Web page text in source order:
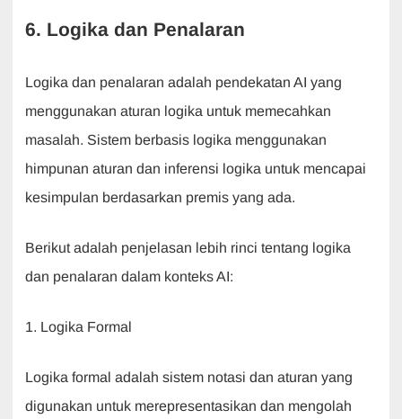
6. Logika dan Penalaran
Logika dan penalaran adalah pendekatan AI yang
menggunakan aturan logika untuk memecahkan
masalah. Sistem berbasis logika menggunakan
himpunan aturan dan inferensi logika untuk mencapai
kesimpulan berdasarkan premis yang ada.
Berikut adalah penjelasan lebih rinci tentang logika
dan penalaran dalam konteks AI:
1. Logika Formal
Logika formal adalah sistem notasi dan aturan yang
digunakan untuk merepresentasikan dan mengolah